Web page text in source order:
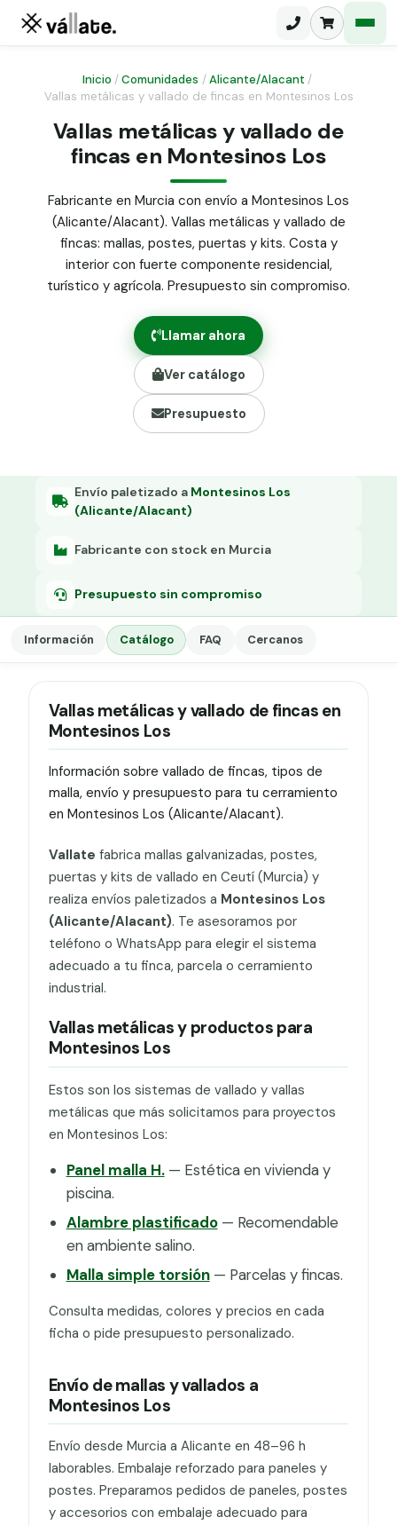
Malla ganadera
Malla simple torsión
Malla triple torsión
Panel malla H.
Puerta abatible dos hojas
Puerta acceso peatonal
Poste malla Hércules
Poste malla simple torsión
Alambre de espino galvanizado
Alambre liso galvanizado
Malla ocultación 70 g/m² verde
Abrazadera PVC malla H.
Grapa malla H.
Tensor galvanizado
Inicio /Comunidades / Alicante/Alacant /
Vallas metálicas y vallado de fincas en Montesinos Los
Vallas metálicas y vallado de
fincas en Montesinos Los
Fabricante en Murcia con envío a Montesinos Los
(Alicante/Alacant). Vallas metálicas y vallado de
fincas: mallas, postes, puertas y kits. Costa y
interior con fuerte componente residencial,
turístico y agrícola. Presupuesto sin compromiso.
Llamar ahora
Ver catálogo
Presupuesto
Envío paletizado a Montesinos Los
(Alicante/Alacant)
Fabricante con stock en Murcia
Presupuesto sin compromiso
Información Catálogo FAQ Cercanos
Vallas metálicas y vallado de fincas en
Montesinos Los
Información sobre vallado de fincas, tipos de
malla, envío y presupuesto para tu cerramiento
en Montesinos Los (Alicante/Alacant).
Vallate fabrica mallas galvanizadas, postes,
puertas y kits de vallado en Ceutí (Murcia) y
realiza envíos paletizados a Montesinos Los
(Alicante/Alacant). Te asesoramos por
teléfono o WhatsApp para elegir el sistema
adecuado a tu finca, parcela o cerramiento
industrial.
Vallas metálicas y productos para
Montesinos Los
Estos son los sistemas de vallado y vallas
metálicas que más solicitamos para proyectos
en Montesinos Los:
Panel malla H.— Estética en vivienda y
piscina.
Alambre plastificado— Recomendable
en ambiente salino.
Malla simple torsión— Parcelas y fincas.
Consulta medidas, colores y precios en cada
ficha o pide presupuesto personalizado.
Envío de mallas y vallados a
Montesinos Los
Envío desde Murcia a Alicante en 48–96 h
laborables. Embalaje reforzado para paneles y
postes. Preparamos pedidos de paneles, postes
y accesorios con embalaje adecuado para